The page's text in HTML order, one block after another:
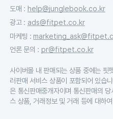
도매 : help@junglebook.co.kr
광고: ads@fitpet.co.kr
마케팅 :
언론 문의 : pr@fitpet.co.kr
사이버몰 내 판매되는 상품 중에는 핏
러판매 서비스 상품이 포함되어 있습
은 통신판매중개자이며 통신판매의
스 상품, 거래정보 및 거래 등에 대하